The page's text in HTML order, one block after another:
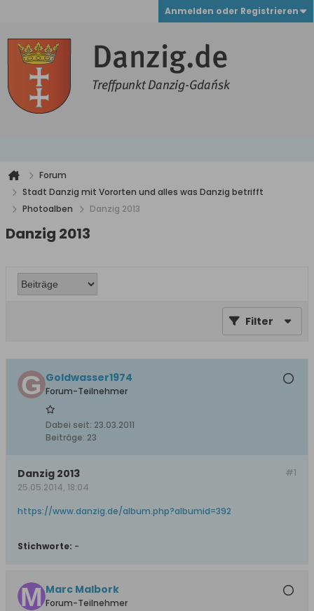
Anmelden oder Registrieren
Forum
Stadt Danzig mit Vororten und alles was Danzig betrifft
Photoalben
Danzig 2013
Danzig 2013
Filter
Goldwasser1974
Forum-Teilnehmer
Dabei seit: 23.03.2011
Beiträge: 23
#1
Danzig 2013
25.05.2014, 18:04
https://www.danzig.de/album.php?albumid=392
Stichworte: -
Marc Malbork
Forum-Teilnehmer